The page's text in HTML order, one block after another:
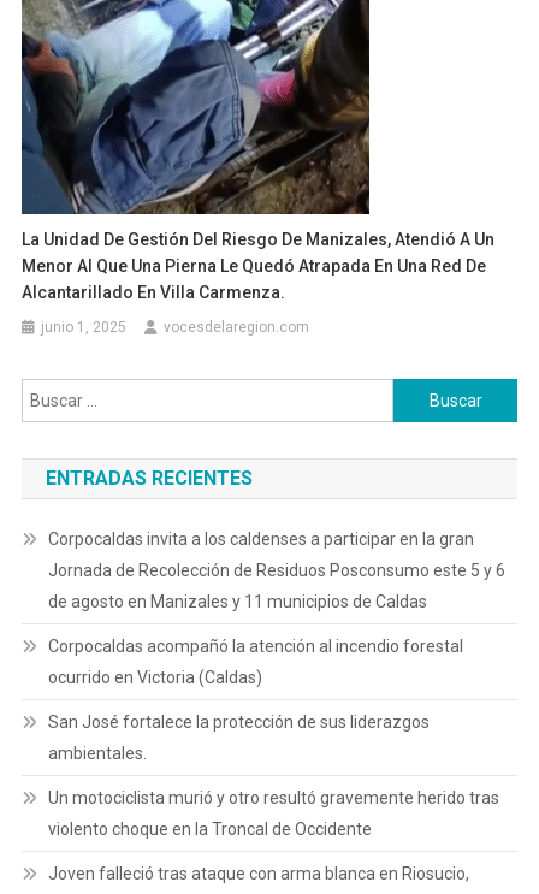
La Unidad De Gestión Del Riesgo De Manizales, Atendió A Un
Menor Al Que Una Pierna Le Quedó Atrapada En Una Red De
Alcantarillado En Villa Carmenza.
junio 1, 2025 vocesdelaregion.com
Buscar:
ENTRADAS RECIENTES
Corpocaldas invita a los caldenses a participar en la gran
Jornada de Recolección de Residuos Posconsumo este 5 y 6
de agosto en Manizales y 11 municipios de Caldas
Corpocaldas acompañó la atención al incendio forestal
ocurrido en Victoria (Caldas)
San José fortalece la protección de sus liderazgos
ambientales.
Un motociclista murió y otro resultó gravemente herido tras
violento choque en la Troncal de Occidente
Joven falleció tras ataque con arma blanca en Riosucio,